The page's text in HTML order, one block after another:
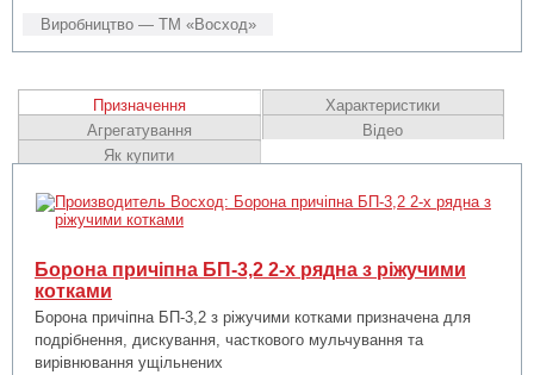
Виробництво — ТМ «Восход»
Призначення
Характеристики
Агрегатування
Відео
Як купити
Борона причіпна БП-3,2 2-х рядна з ріжучими
котками
Борона причіпна БП-3,2 з ріжучими котками призначена для
подрібнення, дискування, часткового мульчування та
вирівнювання ущільнених